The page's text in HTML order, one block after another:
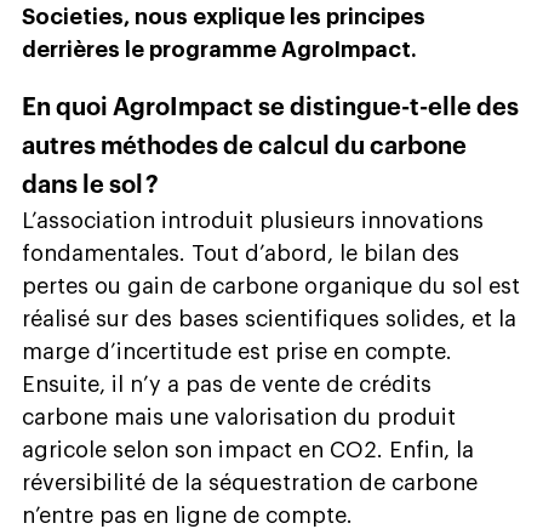
Societies, nous explique les principes
derrières le programme AgroImpact.
En quoi AgroImpact se distingue-t-elle des
autres méthodes de calcul du carbone
dans le sol ?
L’association introduit plusieurs innovations
fondamentales. Tout d’abord, le bilan des
pertes ou gain de carbone organique du sol est
réalisé sur des bases scientifiques solides, et la
marge d’incertitude est prise en compte.
Ensuite, il n’y a pas de vente de crédits
carbone mais une valorisation du produit
agricole selon son impact en CO2. Enfin, la
réversibilité de la séquestration de carbone
n’entre pas en ligne de compte.